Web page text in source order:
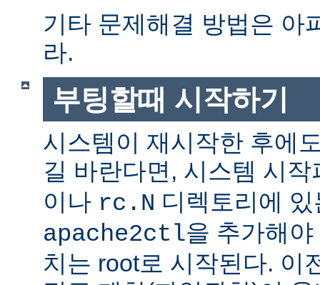
기타 문제해결 방법은 아
라.
부팅할때 시작하기
시스템이 재시작한 후에
길 바란다면, 시스템 시
이나 rc.N 디렉토리에
apache2ctl을 추가해
치는 root로 시작된다. 이